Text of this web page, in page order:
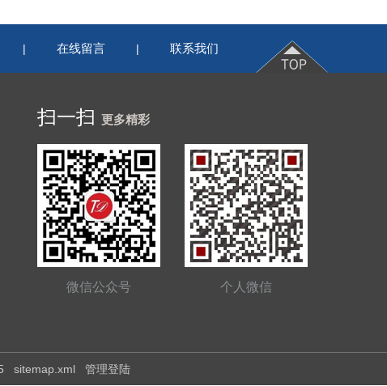
| 在线留言 | 联系我们
扫一扫 更多精彩
微信公众号 个人微信
sitemap.xml 管理登陆